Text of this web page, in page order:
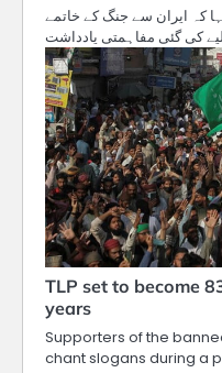
کہ ایران سے جنگ کے خاتمے
TLP set to become
years
Supporters of the
chant slogans during a